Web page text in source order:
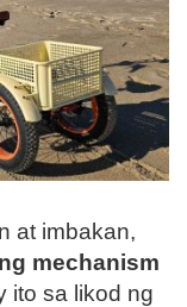
at imbakan,
mechanism
ito sa likod ng